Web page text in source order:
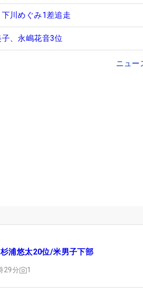
川めぐみ1差追走
、永嶋花音3位
ニュー
浦悠太20位/米男子下部
29分 1